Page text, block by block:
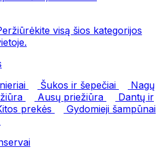
visą šios kategorijos
Šukos ir šepečiai
Nagų
Ausų priežiūra
Dantų ir
prekės
Gydomieji šampūnai